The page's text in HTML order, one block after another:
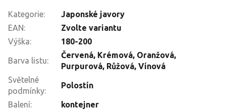
Kategorie:
Japonské javory
EAN:
Zvolte variantu
Výška: 180-200
Barva listu:
Červená, Krémová, Oranžová,
Purpurová, Růžová, Vínová
Světelné
podmínky:
Polostín
Balení:
kontejner